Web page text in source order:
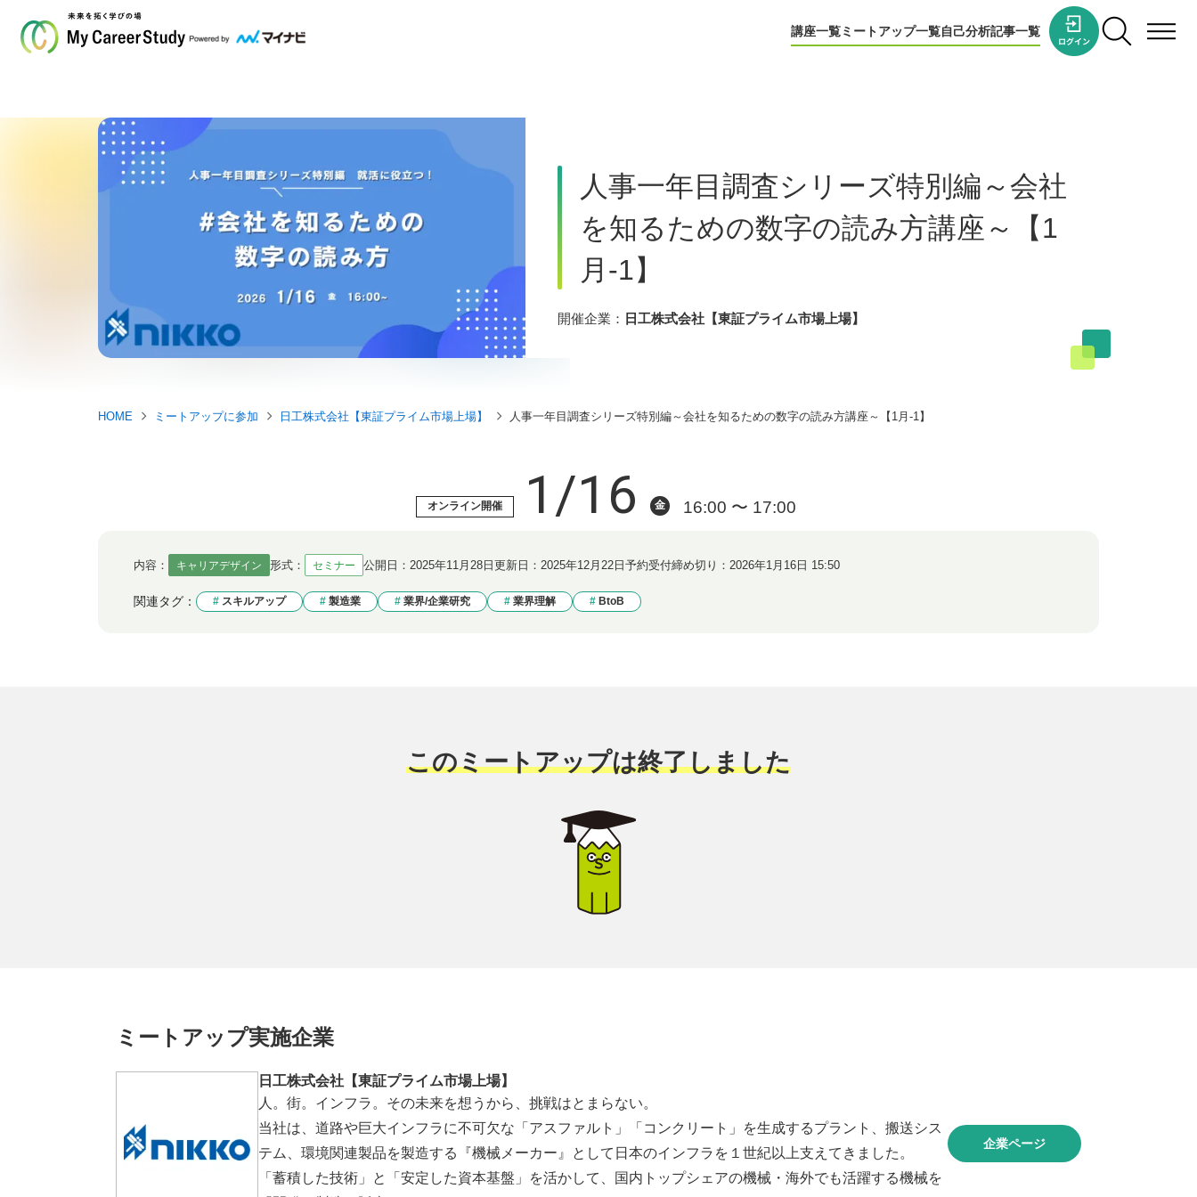
講座一覧ミートアップ一覧自己分析記事一覧
人事一年目調査シリーズ特別編～会社
を知るための数字の読み方講座～【1
月-1】
開催企業： 日工株式会社【東証プライム市場上場】
HOME ミートアップに参加 日工株式会社【東証プライム市場上場】 人事一年目調査シリーズ特別編～会社を知るための数字の読み方講座～【1月-1】
オンライン開催 1/16 金 16:00 〜 17:00
内容： キャリアデザイン 形式： セミナー 公開日： 2025年11月28日 更新日： 2025年12月22日 予約受付締め切り： 2026年1月16日 15:50
関連タグ： スキルアップ 製造業 業界/企業研究 業界理解 BtoB
このミートアップは終了しました
ミートアップ実施企業
日工株式会社【東証プライム市場上場】
人。街。インフラ。その未来を想うから、挑戦はとまらない。
当社は、道路や巨大インフラに不可欠な「アスファルト」「コンクリート」を生成するプラント、搬送シス
テム、環境関連製品を製造する『機械メーカー』として日本のインフラを１世紀以上支えてきました。
「蓄積した技術」と「安定した資本基盤」を活かして、国内トップシェアの機械・海外でも活躍する機械を
企業ページ